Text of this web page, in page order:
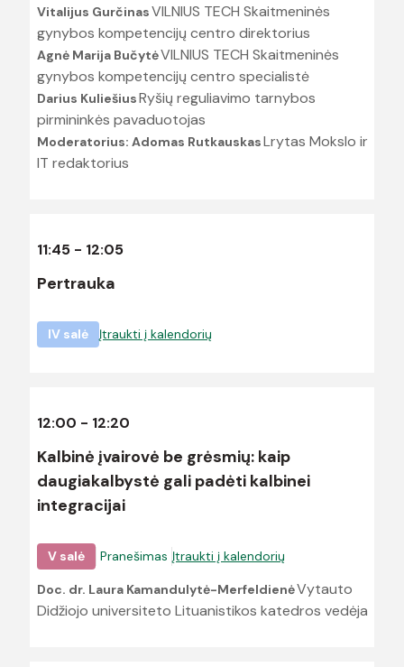
Vitalijus GurčinasVILNIUS TECH Skaitmeninės
gynybos kompetencijų centro direktorius
Agnė Marija BučytėVILNIUS TECH Skaitmeninės
gynybos kompetencijų centro specialistė
Darius KuliešiusRyšių reguliavimo tarnybos
pirmininkės pavaduotojas
Moderatorius: Adomas RutkauskasLrytas Mokslo ir
IT redaktorius
11:45 - 12:05
Pertrauka
IV salė Įtraukti į kalendorių
12:00 - 12:20
Kalbinė įvairovė be grėsmių: kaip
daugiakalbystė gali padėti kalbinei
integracijai
V salė Pranešimas Įtraukti į kalendorių
Doc. dr. Laura Kamandulytė-MerfeldienėVytauto
Didžiojo universiteto Lituanistikos katedros vedėja